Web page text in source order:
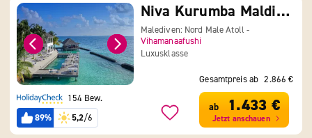
Niva Kurumba Maldives
Malediven: Nord Male Atoll -
Vihamanaafushi
Luxusklasse
154 Bew.
89%
5,2/6
Gesamtpreis ab 2.866 €
ab 1.433 €
Jetzt anschauen